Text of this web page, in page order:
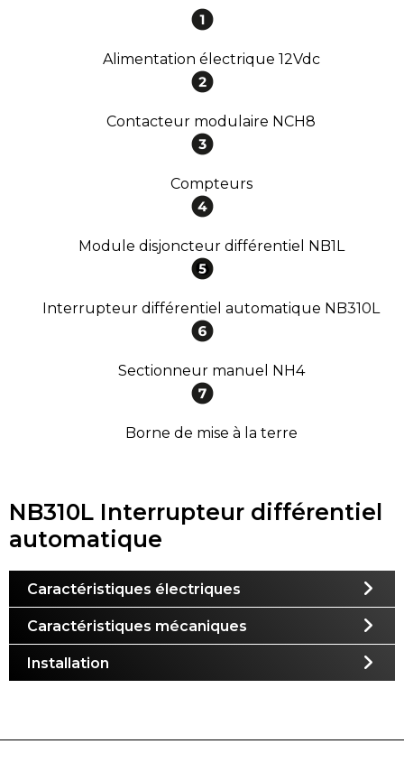
Alimentation électrique 12Vdc
Contacteur modulaire NCH8
Compteurs
Module disjoncteur différentiel NB1L
Interrupteur différentiel automatique NB310L
Sectionneur manuel NH4
Borne de mise à la terre
NB310L Interrupteur différentiel
automatique
Caractéristiques électriques
Caractéristiques mécaniques
Installation